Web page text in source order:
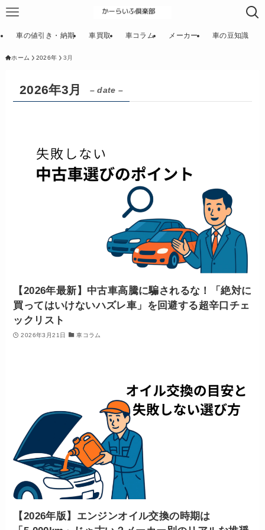
車の値引き・納期 車買取 車コラム メーカー 車の豆知識
ホーム 2026年 3月
2026年3月 – date –
【2026年最新】中古車高騰に騙されるな！「絶対に
買ってはいけないハズレ車」を回避する超辛口チェ
ックリスト
2026年3月21日 車コラム
【2026年版】エンジンオイル交換の時期は